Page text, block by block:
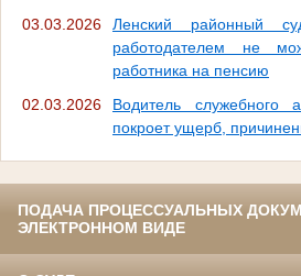
03.03.2026
Ленский районный
работодателем не
работника на пенсию
02.03.2026
Водитель служебного
покроет ущерб,
ПОДАЧА ПРОЦЕССУАЛЬНЫХ
ЭЛЕКТРОННОМ ВИДЕ